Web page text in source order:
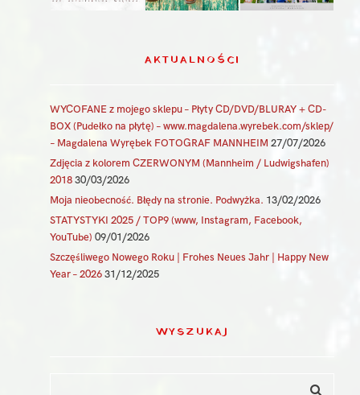
AKTUALNOŚCI
WYCOFANE z mojego sklepu – Płyty CD/DVD/BLURAY + CD-
BOX (Pudełko na płytę) – www.magdalena.wyrebek.com/sklep/
– Magdalena Wyrębek FOTOGRAF MANNHEIM 27/07/2026
Zdjęcia z kolorem CZERWONYM (Mannheim / Ludwigshafen)
2018 30/03/2026
Moja nieobecność. Błędy na stronie. Podwyżka. 13/02/2026
STATYSTYKI 2025 / TOP9 (www, Instagram, Facebook,
YouTube) 09/01/2026
Szczęśliwego Nowego Roku | Frohes Neues Jahr | Happy New
Year – 2026 31/12/2025
WYSZUKAJ